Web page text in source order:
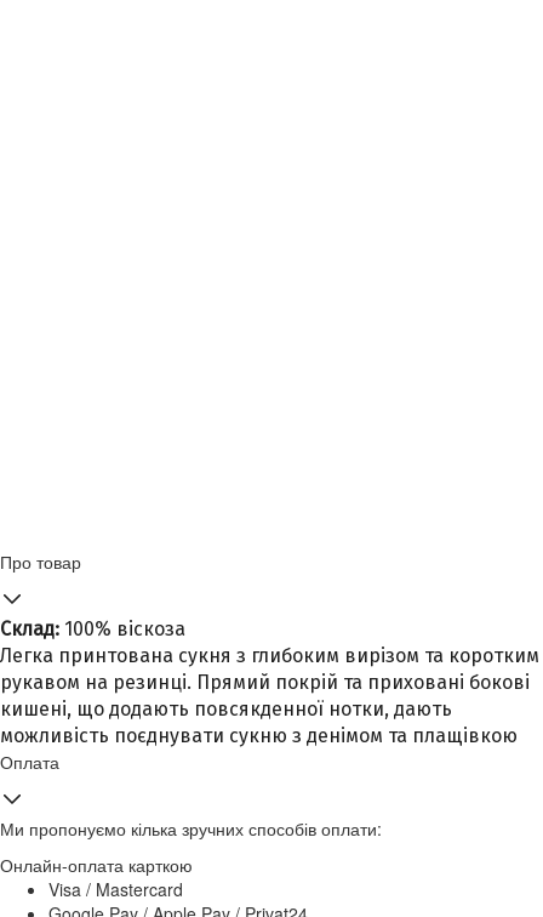
Про товар
Склад: 100% віскоза
Легка принтована сукня з глибоким вирізом та коротким
рукавом на резинці. Прямий покрій та приховані бокові
кишені, що додають повсякденної нотки, дають
можливість поєднувати сукню з денімом та плащівкою
Оплата
Ми пропонуємо кілька зручних способів оплати:
Онлайн-оплата карткою
Visa / Mastercard